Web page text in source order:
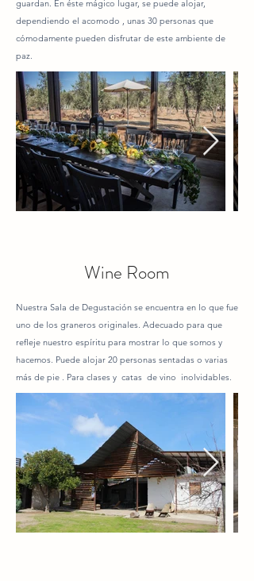
guardan. En éste mágico lugar, se puede alojar,
dependiendo el acomodo , unas 30 personas que
cómodamente pueden disfrutar de este ambiente de
paz.
Wine Room
Nuestra Sala de Degustación se encuentra en lo que fue
uno de los graneros originales. Adecuado para que
refleje nuestro espíritu para mostrar lo que somos y
hacemos. Puede alojar 20 personas sentadas o varias
más de pie . Para clases y catas de vino inolvidables.